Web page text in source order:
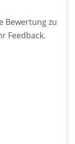
Bewertung zu
Feedback.